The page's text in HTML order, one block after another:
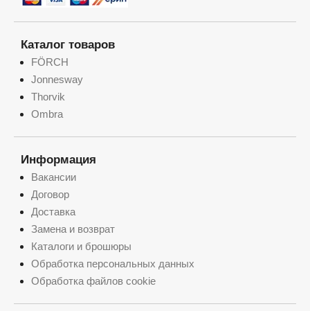
Каталог товаров
FÖRCH
Jonnesway
Thorvik
Ombra
Информация
Вакансии
Договор
Доставка
Замена и возврат
Каталоги и брошюры
Обработка персональных данных
Обработка файлов cookie